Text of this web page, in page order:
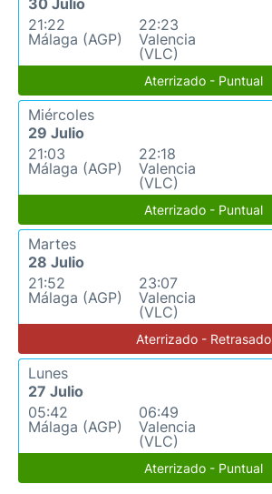
30 Julio
21:22
Málaga (AGP)
22:23
Valencia
(VLC)
Aterrizado - Puntual
Miércoles
29 Julio
21:03
Málaga (AGP)
22:18
Valencia
(VLC)
Aterrizado - Puntual
Martes
28 Julio
21:52
Málaga (AGP)
23:07
Valencia
(VLC)
Aterrizado - Retrasado
Lunes
27 Julio
05:42
Málaga (AGP)
06:49
Valencia
(VLC)
Aterrizado - Puntual